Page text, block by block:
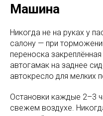
Машина
Никогда не на руках у
салону — при
переноска
автогамак на заднее
автокресло для мелких
Остановки каждые 2–3
свежем воздухе.